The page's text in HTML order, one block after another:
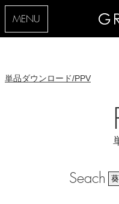
MENU
単品ダウンロード/PPV
Seach